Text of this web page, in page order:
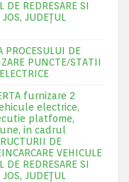
REDRESARE SI
JUDEŢUL
PROCESULUI DE
PUNCTE/STATII
furnizare 2
electrice,
platfome,
in cadrul
DE
VEHICULE
REDRESARE SI
JUDEŢUL